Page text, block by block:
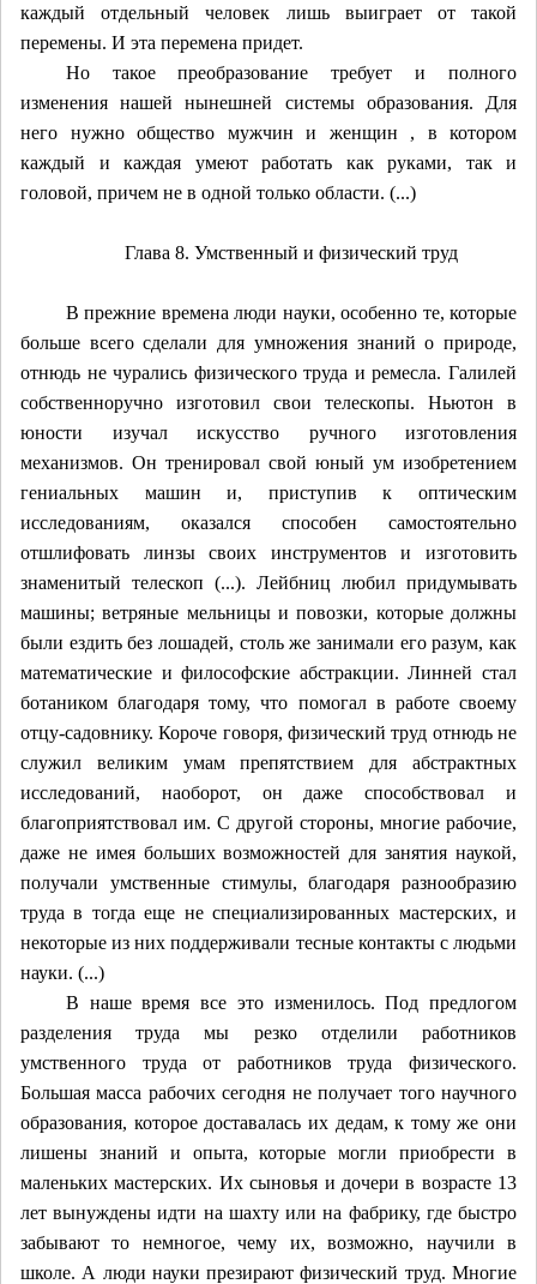
каждый отдельный человек лишь выиграет от такой
перемены. И эта перемена придет.
Но такое преобразование требует и полного
изменения нашей нынешней системы образования. Для
него нужно общество мужчин и женщин , в котором
каждый и каждая умеют работать как руками, так и
головой, причем не в одной только области. (...)
Глава 8. Умственный и физический труд
В прежние времена люди науки, особенно те, которые
больше всего сделали для умножения знаний о природе,
отнюдь не чурались физического труда и ремесла. Галилей
собственноручно изготовил свои телескопы. Ньютон в
юности изучал искусство ручного изготовления
механизмов. Он тренировал свой юный ум изобретением
гениальных машин и, приступив к оптическим
исследованиям, оказался способен самостоятельно
отшлифовать линзы своих инструментов и изготовить
знаменитый телескоп (...). Лейбниц любил придумывать
машины; ветряные мельницы и повозки, которые должны
были ездить без лошадей, столь же занимали его разум, как
математические и философские абстракции. Линней стал
ботаником благодаря тому, что помогал в работе своему
отцу-садовнику. Короче говоря, физический труд отнюдь не
служил великим умам препятствием для абстрактных
исследований, наоборот, он даже способствовал и
благоприятствовал им. С другой стороны, многие рабочие,
даже не имея больших возможностей для занятия наукой,
получали умственные стимулы, благодаря разнообразию
труда в тогда еще не специализированных мастерских, и
некоторые из них поддерживали тесные контакты с людьми
науки. (...)
В наше время все это изменилось. Под предлогом
разделения труда мы резко отделили работников
умственного труда от работников труда физического.
Большая масса рабочих сегодня не получает того научного
образования, которое доставалась их дедам, к тому же они
лишены знаний и опыта, которые могли приобрести в
маленьких мастерских. Их сыновья и дочери в возрасте 13
лет вынуждены идти на шахту или на фабрику, где быстро
забывают то немногое, чему их, возможно, научили в
школе. А люди науки презирают физический труд. Многие